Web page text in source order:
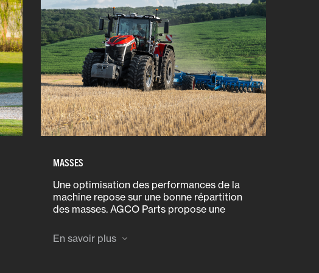
MASSES
Une optimisation des performances de la
machine repose sur une bonne répartition
des masses. AGCO Parts propose une
Massey Ferguson qui offrent un lestage
optimal et durable de votre tracteur
En savoir plus